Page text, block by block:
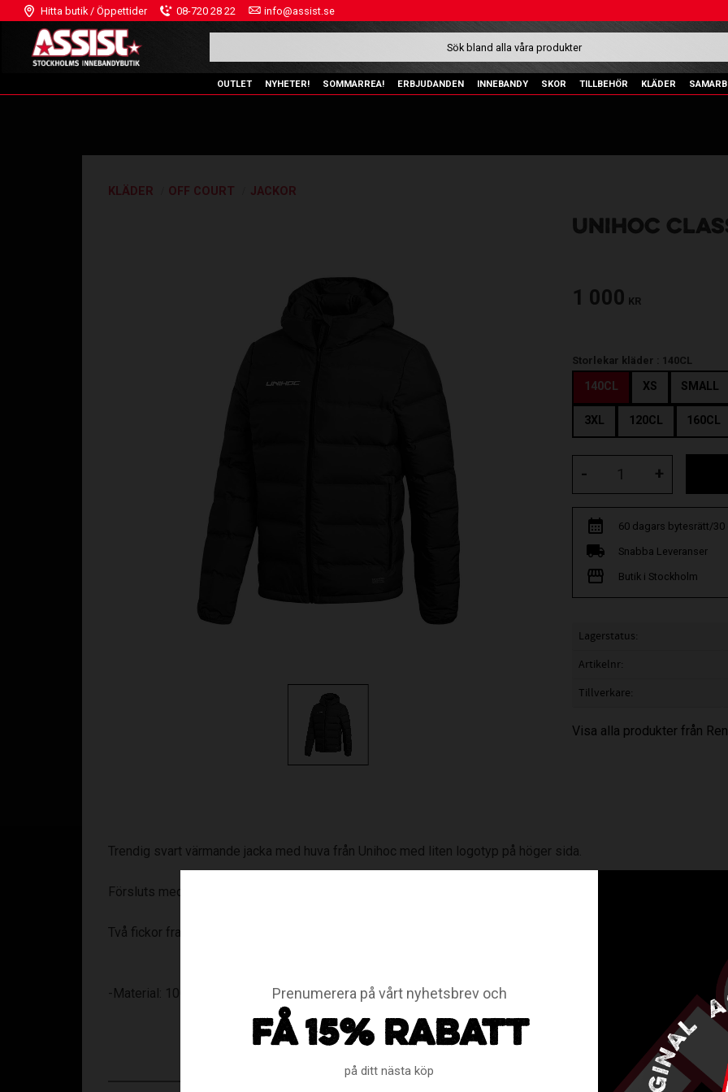
Hitta butik / Öppettider 08-720 28 22 info@assist.se
OUTLET NYHETER! SOMMARREA! ERBJUDANDEN INNEBANDY SKOR TILLBEHÖR KLÄDER
KLÄDER OFF COURT JACKOR
UNIHOC
1 000 KR
Storlekar kläder : 140CL
140CL XS SMALL
3XL 120CL 160CL
+
-
60 dagars bytesrätt/
Snabba Leveranser
Butik i Stockholm
Lagerstatus
Artikelnr
Tillverkare
Visa alla produkter från
Trendig svart värmande jacka med huva från Unihoc med liten logotyp på höger sida.
Försluts med dragkedja.
Två fickor framtill på sidorna.
-Material: 100% polyester
RELATERADE PRODUKTER
Prenumerera på vårt nyhetsbrev och
FÅ 15% RABATT
på ditt nästa köp